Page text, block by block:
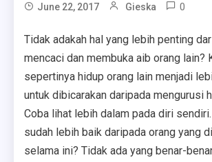
June 22, 2017 Gieska 0
Tidak adakah hal yang lebih penting
mencaci dan membuka aib orang lain?
sepertinya hidup orang lain menjadi
untuk dibicarakan daripada mengurusi
Coba lihat lebih dalam pada diri
sudah lebih baik daripada orang yang
selama ini? Tidak ada yang benar-